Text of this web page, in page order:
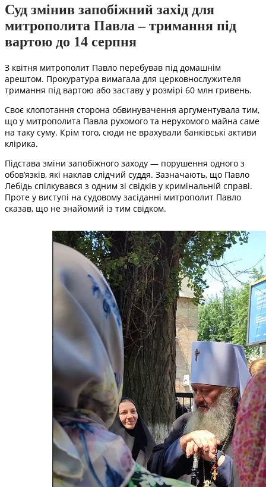
Суд змінив запобіжний захід для
митрополита Павла – тримання під
вартою до 14 серпня
З квітня митрополит Павло перебував під домашнім
арештом. Прокуратура вимагала для церковнослужителя
тримання під вартою або заставу у розмірі 60 млн гривень.
Своє клопотання сторона обвинувачення аргументувала тим,
що у митрополита Павла рухомого та нерухомого майна саме
на таку суму. Крім того, сюди не врахували банківські активи
клірика.
Підстава зміни запобіжного заходу — порушення одного з
обов’язків, які наклав слідчий суддя. Зазначають, що Павло
Лебідь спілкувався з одним зі свідків у кримінальній справі.
Проте у виступі на судовому засіданні митрополит Павло
сказав, що не знайомий із тим свідком.